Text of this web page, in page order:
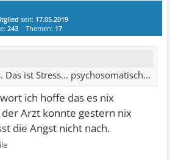
seit: 17.05.2019
243 Themen: 17
ist Stress... psychosomatisch...
ich hoffe das es nix
Arzt konnte gestern nix
die Angst nicht nach.